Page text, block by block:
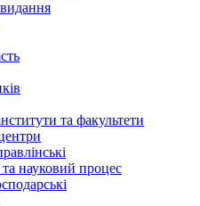
та факультети
науковий процес